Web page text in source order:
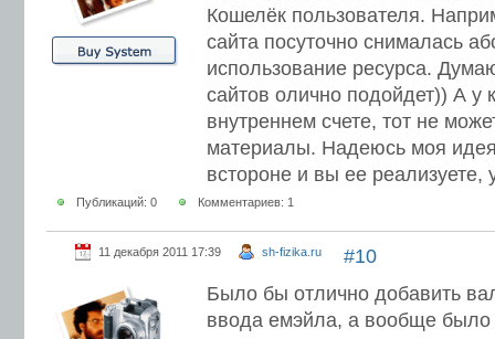
Кошелёк пользователя.
сайта посуточно снималась
использование ресурса.
сайтов олично подойдет)) А у
внутреннем счете, тот не
материалы. Надеюсь моя
встороне и вы ее реализуете,
Публикаций: 0 Комментариев: 1
#10
11 декабря 2011 17:39 sh-fizika.ru
Было бы отлично добавить
ввода емэйла, а вообще было